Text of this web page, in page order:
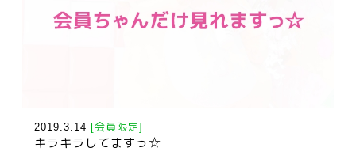
2019.3.14 [会員限定]
キラキラしてますっ☆